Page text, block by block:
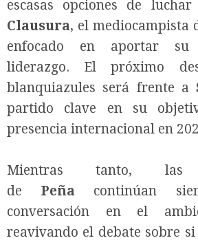
escasas opciones de
Clausura, el mediocampista
enfocado en aportar su
liderazgo. El próximo
blanquiazules será frente a
partido clave en su
presencia internacional en
Mientras tanto, las
de Peña continúan
conversación en el
reavivando el debate sobre